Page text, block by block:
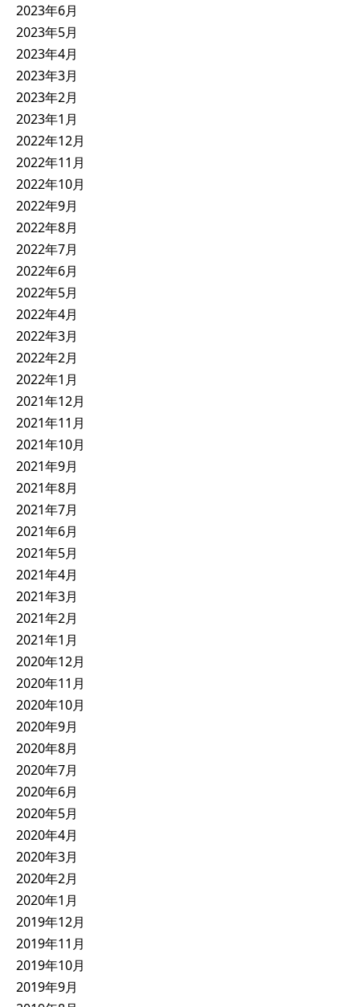
2023年6月
2023年5月
2023年4月
2023年3月
2023年2月
2023年1月
2022年12月
2022年11月
2022年10月
2022年9月
2022年8月
2022年7月
2022年6月
2022年5月
2022年4月
2022年3月
2022年2月
2022年1月
2021年12月
2021年11月
2021年10月
2021年9月
2021年8月
2021年7月
2021年6月
2021年5月
2021年4月
2021年3月
2021年2月
2021年1月
2020年12月
2020年11月
2020年10月
2020年9月
2020年8月
2020年7月
2020年6月
2020年5月
2020年4月
2020年3月
2020年2月
2020年1月
2019年12月
2019年11月
2019年10月
2019年9月